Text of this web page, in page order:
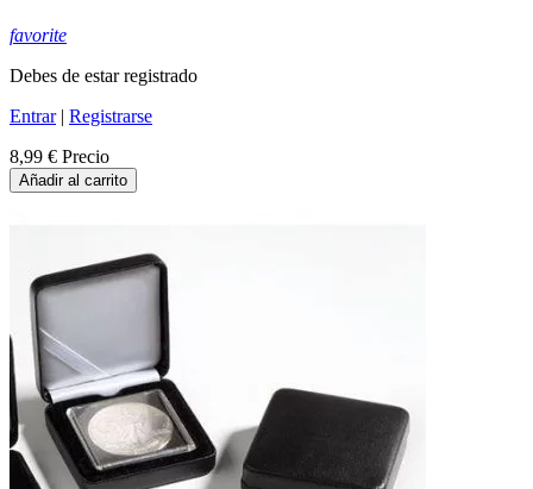
favorite
Debes de estar registrado
Entrar| Registrarse
8,99 € Precio
Añadir al carrito